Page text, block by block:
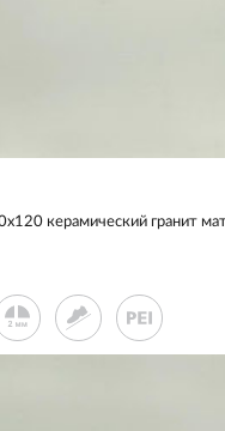
керамический гранит